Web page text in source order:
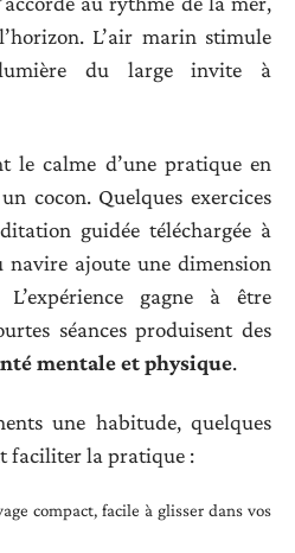
L’air marin stimule
du large invite à
le calme d’une pratique en
cocon. Quelques exercices
guidée téléchargée à
navire ajoute une dimension
gagne à être
séances produisent des
mentale et physique.
une habitude, quelques
faciliter la pratique :
compact, facile à glisser dans vos